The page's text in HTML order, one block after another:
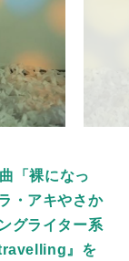
「裸になっ
・アキやさか
グライター系
』を